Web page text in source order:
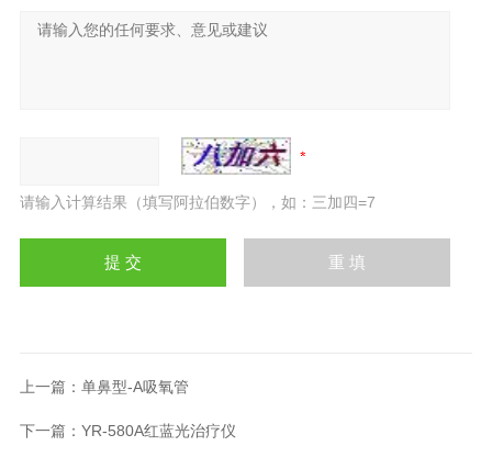
请输入计算结果（填写阿拉伯数字），如：三加四=7
上一篇： 单鼻型-A吸氧管
下一篇： YR-580A红蓝光治疗仪